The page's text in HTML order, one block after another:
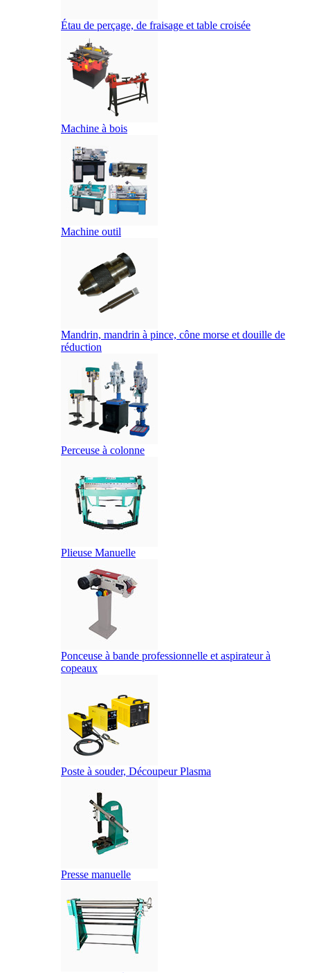
Étau de perçage, de fraisage et table croisée
Machine à bois
Machine outil
Mandrin, mandrin à pince, cône morse et douille de
réduction
Perceuse à colonne
Plieuse Manuelle
Ponceuse à bande professionnelle et aspirateur à
copeaux
Poste à souder, Découpeur Plasma
Presse manuelle